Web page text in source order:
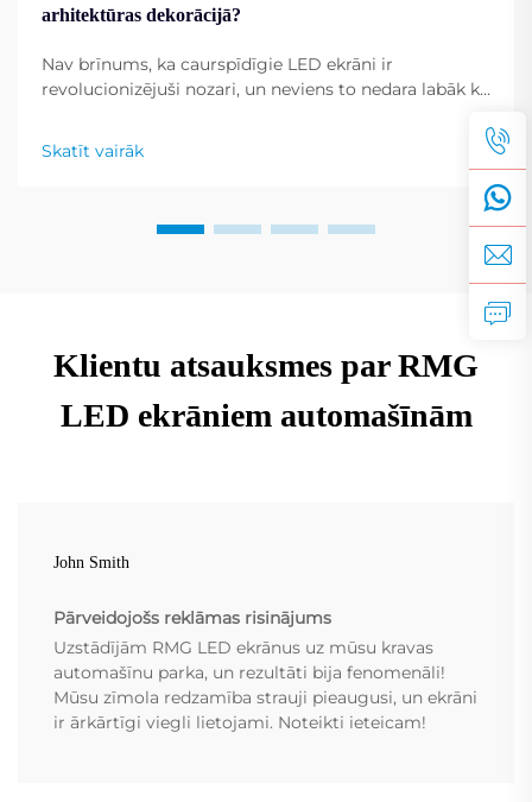
arhitektūras dekorācijā?
Nav brīnums, ka caurspīdīgie LED ekrāni ir
revolucionizējuši nozari, un neviens to nedara labāk kā
ekrāniem ir unikāla spēja pārvērst ēkas par
dinamiskiem displejiem. To universālība...
Skatīt vairāk
Klientu atsauksmes par RMG
LED ekrāniem automašīnām
John Smith
Pārveidojošs reklāmas risinājums
Uzstādījām RMG LED ekrānus uz mūsu kravas
automašīnu parka, un rezultāti bija fenomenāli!
Mūsu zīmola redzamība strauji pieaugusi, un ekrāni
ir ārkārtīgi viegli lietojami. Noteikti ieteicam!